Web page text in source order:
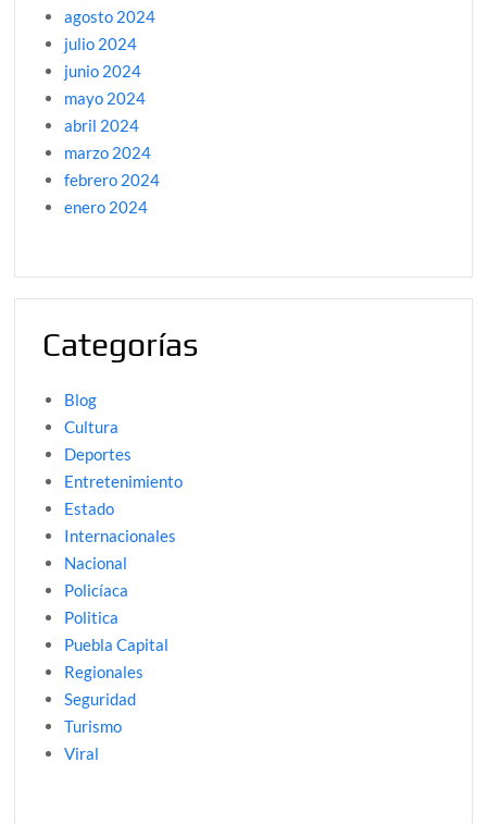
agosto 2024
julio 2024
junio 2024
mayo 2024
abril 2024
marzo 2024
febrero 2024
enero 2024
Categorías
Blog
Cultura
Deportes
Entretenimiento
Estado
Internacionales
Nacional
Policíaca
Politica
Puebla Capital
Regionales
Seguridad
Turismo
Viral